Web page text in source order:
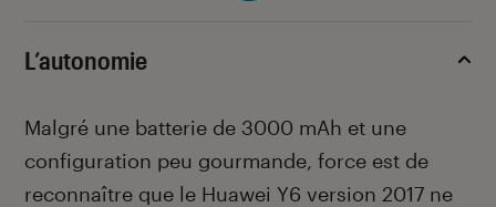
L’autonomie
Malgré une batterie de 3000 mAh et une
configuration peu gourmande, force est de
reconnaître que le Huawei Y6 version 2017 ne